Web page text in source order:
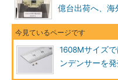
億台出荷へ、海
1608Mサイズ
ンデンサーを発